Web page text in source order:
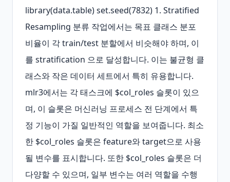
library(data.table) set.seed(7832) 1. Stratified
Resampling 분류 작업에서는 목표 클래스 분포
비율이 각 train/test 분할에서 비슷해야 하며, 이
를 stratification 으로 달성합니다. 이는 불균형 클
래스와 작은 데이터 세트에서 특히 유용합니다.
mlr3에서는 각 태스크에 $col_roles 슬롯이 있으
며, 이 슬롯은 머신러닝 프로세스 전 단계에서 특
정 기능이 가질 일반적인 역할을 보여줍니다. 최소
한 $col_roles 슬롯은 feature와 target으로 사용
될 변수를 표시합니다. 또한 $col_roles 슬롯은 더
다양할 수 있으며, 일부 변수는 여러 역할을 수행